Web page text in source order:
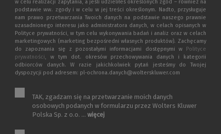
w celu realizacji zapytania, a jeśli udzieliłeś określonych zgód – również na
podstawie ww. zgody i w celu w jej treści określonym. Nadto, przysługuje
nam prawo przetwarzania Twoich danych na podstawie naszego prawnie
uzasadnionego interesu jako administratora danych, w celach opisanych w
Polityce prywatności, w tym celu wykonywania badań i analiz oraz w celach
marketingowych (marketing bezpośredni własnych produktów). Zachęcamy
do zapoznania się z pozostałymi informacjami dostępnymi w Polityce
prywatności, w tym dot. okresów przechowywania danych i kategorii
odbiorców danych. W razie jakichkolwiek pytań jesteśmy do Twojej
dyspozycji pod adresem: pl-ochrona.danych@wolterskluwer.com
TAK, zgadzam się na przetwarzanie moich danych
osobowych podanych w formularzu przez Wolters Kluwer
Polska Sp. z o.o. ... więcej